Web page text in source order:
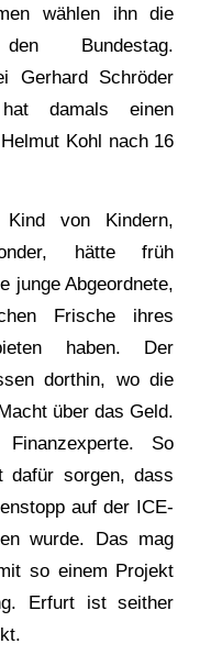
wählen ihn die
Bundestag.
Gerhard Schröder
damals einen
Kohl nach 16
von Kindern,
hätte früh
junge Abgeordnete,
Frische ihres
haben. Der
dorthin, wo die
über das Geld.
So
dafür sorgen, dass
auf der ICE-
wurde. Das mag
so einem Projekt
Erfurt ist seither